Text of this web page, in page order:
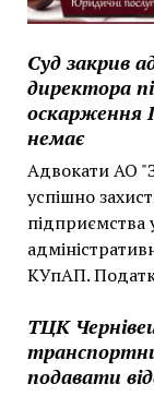
Суд закрив
директора
оскарження
немає
Адвокати АО
успішно
підприємства
КУпАП.
ТЦК
подавати